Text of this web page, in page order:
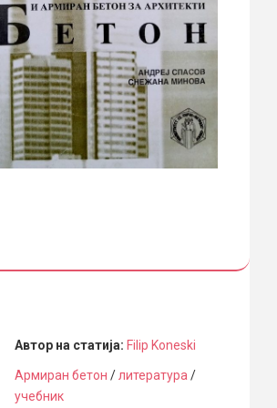
Автор на статија: Filip Koneski
Армиран бетон /литература/
учебник